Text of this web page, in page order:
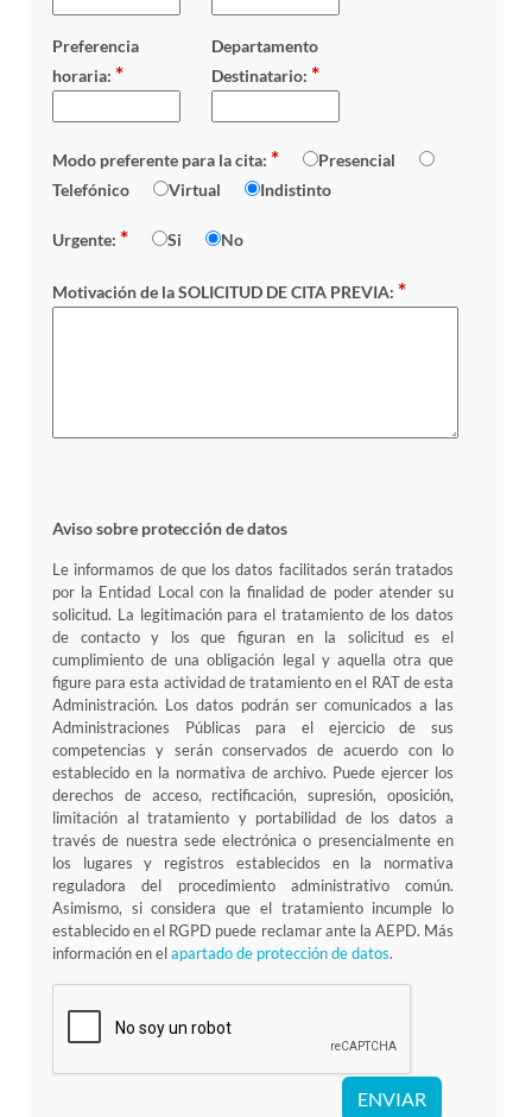
Preferencia
horaria: *
Departamento
Destinatario: *
Modo preferente para la cita: *
Presencial
Telefónico
Virtual Indistinto
Urgente: * Si No
Motivación de la SOLICITUD DE CITA PREVIA: *
Aviso sobre protección de datos
Le informamos de que los datos facilitados serán tratados
por la Entidad Local con la finalidad de poder atender su
solicitud. La legitimación para el tratamiento de los datos
de contacto y los que figuran en la solicitud es el
cumplimiento de una obligación legal y aquella otra que
figure para esta actividad de tratamiento en el RAT de esta
Administración. Los datos podrán ser comunicados a las
Administraciones Públicas para el ejercicio de sus
competencias y serán conservados de acuerdo con lo
establecido en la normativa de archivo. Puede ejercer los
derechos de acceso, rectificación, supresión, oposición,
limitación al tratamiento y portabilidad de los datos a
través de nuestra sede electrónica o presencialmente en
los lugares y registros establecidos en la normativa
reguladora del procedimiento administrativo común.
Asimismo, si considera que el tratamiento incumple lo
establecido en el RGPD puede reclamar ante la AEPD. Más
información en elapartado de protección de datos.
ENVIAR